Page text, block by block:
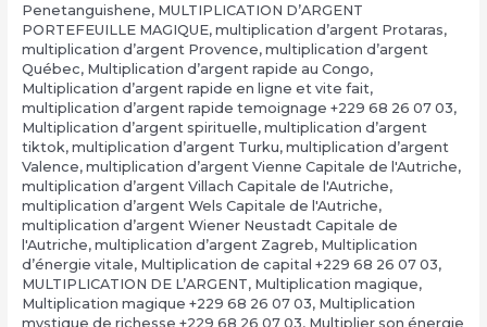
Penetanguishene, MULTIPLICATION D’ARGENT
PORTEFEUILLE MAGIQUE, multiplication d’argent Protaras,
multiplication d’argent Provence, multiplication d’argent
Québec, Multiplication d’argent rapide au Congo,
Multiplication d’argent rapide en ligne et vite fait,
multiplication d’argent rapide temoignage +229 68 26 07 03,
Multiplication d’argent spirituelle, multiplication d’argent
tiktok, multiplication d’argent Turku, multiplication d’argent
Valence, multiplication d’argent Vienne Capitale de l'Autriche,
multiplication d’argent Villach Capitale de l'Autriche,
multiplication d’argent Wels Capitale de l'Autriche,
multiplication d’argent Wiener Neustadt Capitale de
l'Autriche, multiplication d’argent Zagreb, Multiplication
d’énergie vitale, Multiplication de capital +229 68 26 07 03,
MULTIPLICATION DE L’ARGENT, Multiplication magique,
Multiplication magique +229 68 26 07 03, Multiplication
mystique de richesse +229 68 26 07 03, Multiplier son énergie